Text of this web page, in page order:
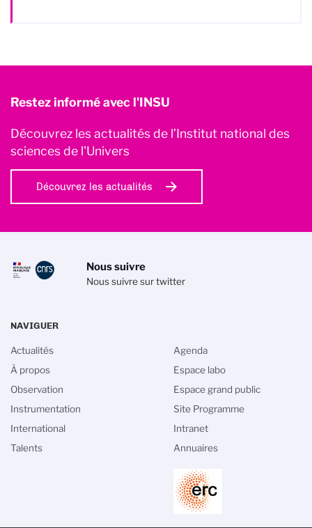
Restez informé avec l'INSU
Découvrez les actualités de l’Institut national des
sciences de l'Univers
Découvrez les actualités
Nous suivre
Nous suivre sur twitter
NAVIGUER
Actualités
À propos
Observation
Instrumentation
International
Talents
Agenda
Espace labo
Espace grand public
Site Programme
Intranet
Annuaires